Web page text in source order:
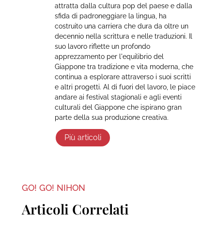
attratta dalla cultura pop del paese e dalla
sfida di padroneggiare la lingua, ha
costruito una carriera che dura da oltre un
decennio nella scrittura e nelle traduzioni. Il
suo lavoro riflette un profondo
apprezzamento per l'equilibrio del
Giappone tra tradizione e vita moderna, che
continua a esplorare attraverso i suoi scritti
e altri progetti. Al di fuori del lavoro, le piace
andare ai festival stagionali e agli eventi
culturali del Giappone che ispirano gran
parte della sua produzione creativa.
Più articoli
GO! GO! NIHON
Articoli Correlati